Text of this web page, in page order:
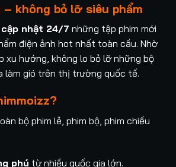
không bỏ lỡ siêu phẩm
cập nhật 24/7 những tập phim mới
điện ảnh hot nhất toàn cầu. Nhờ
xu hướng, không lo bỏ lỡ những bộ
làm gió trên thị trường quốc tế.
bộ phim lẻ, phim bộ, phim chiếu
phú từ nhiều quốc gia lớn.